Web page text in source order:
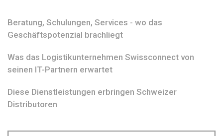
Beratung, Schulungen, Services - wo das
Geschäftspotenzial brachliegt
Was das Logistikunternehmen Swissconnect von
seinen IT-Partnern erwartet
Diese Dienstleistungen erbringen Schweizer
Distributoren